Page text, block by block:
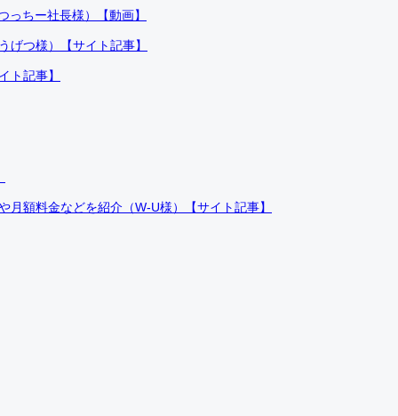
ちー社長様）【動画】
げつ様）【サイト記事】
ト記事】
額料金などを紹介（W-U様）【サイト記事】